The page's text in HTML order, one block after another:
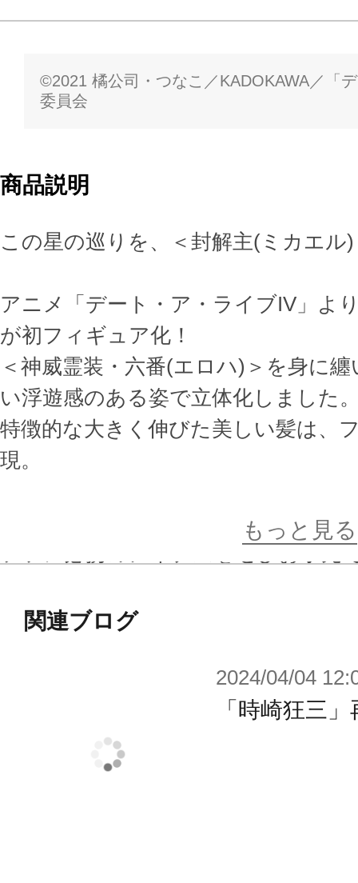
©2021 橘公司・つなこ／KADOKAWA／「
委員会
商品説明
この星の巡りを、＜封解主(ミカエル
アニメ「デート・ア・ライブIV」よ
が初フィギュア化！
＜神威霊装・六番(エロハ)＞を身に
い浮遊感のある姿で立体化しました
特徴的な大きく伸びた美しい髪は、
現。
※画像は試作品です。実際の商品と
もっと見る
関連ブログ
2024/04/04
「時崎狂三